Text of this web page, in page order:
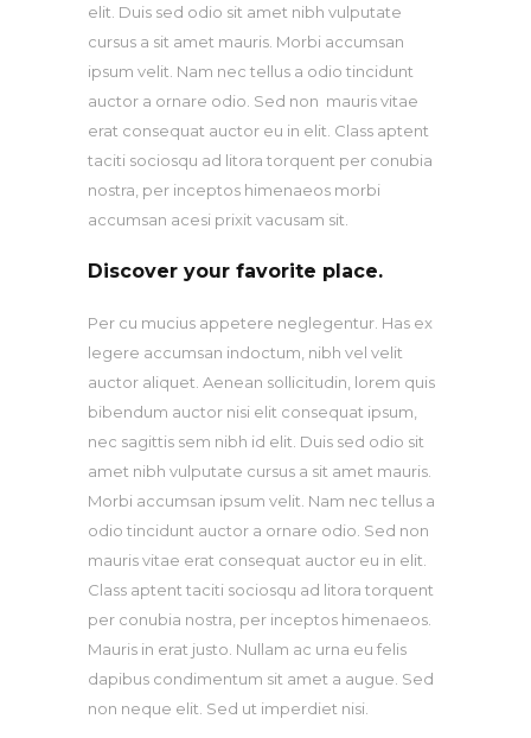
elit. Duis sed odio sit amet nibh vulputate
cursus a sit amet mauris. Morbi accumsan
ipsum velit. Nam nec tellus a odio tincidunt
auctor a ornare odio. Sed non mauris vitae
erat consequat auctor eu in elit. Class aptent
taciti sociosqu ad litora torquent per conubia
nostra, per inceptos himenaeos morbi
accumsan acesi prixit vacusam sit.
Discover your favorite place.
Per cu mucius appetere neglegentur. Has ex
legere accumsan indoctum, nibh vel velit
auctor aliquet. Aenean sollicitudin, lorem quis
bibendum auctor nisi elit consequat ipsum,
nec sagittis sem nibh id elit. Duis sed odio sit
amet nibh vulputate cursus a sit amet mauris.
Morbi accumsan ipsum velit. Nam nec tellus a
odio tincidunt auctor a ornare odio. Sed non
mauris vitae erat consequat auctor eu in elit.
Class aptent taciti sociosqu ad litora torquent
per conubia nostra, per inceptos himenaeos.
Mauris in erat justo. Nullam ac urna eu felis
dapibus condimentum sit amet a augue. Sed
non neque elit. Sed ut imperdiet nisi.